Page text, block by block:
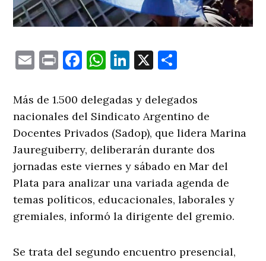
EmailPrintFacebook
WhatsApp
LinkedIn
X
Más de 1.500 delegadas y delegados
nacionales del Sindicato Argentino de
Docentes Privados (Sadop), que lidera Marina
Jaureguiberry, deliberarán durante dos
jornadas este viernes y sábado en Mar del
Plata para analizar una variada agenda de
temas políticos, educacionales, laborales y
gremiales, informó la dirigente del gremio.
Se trata del segundo encuentro presencial,